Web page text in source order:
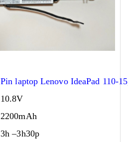
Pin laptop Lenovo IdeaPad 110-
10.8V
2200mAh
3h –3h30p